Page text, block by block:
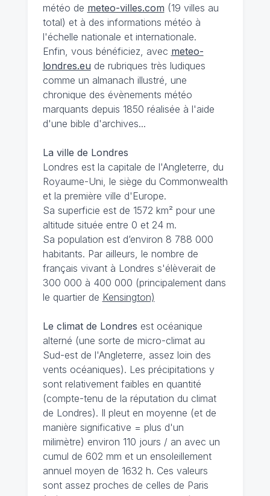
météo de meteo-villes.com (19 villes au
total) et à des informations météo à
l'échelle nationale et internationale.
Enfin, vous bénéficiez, avec meteo-
londres.eu de rubriques très ludiques
comme un almanach illustré, une
chronique des évènements météo
marquants depuis 1850 réalisée à l'aide
d'une bible d'archives...
La ville de Londres
Londres est la capitale de l'Angleterre, du
Royaume-Uni, le siège du Commonwealth
et la première ville d'Europe.
Sa superficie est de 1572 km² pour une
altitude située entre 0 et 24 m.
Sa population est d’environ 8 788 000
habitants. Par ailleurs, le nombre de
français vivant à Londres s'élèverait de
300 000 à 400 000 (principalement dans
le quartier de Kensington)
Le climat de Londres est océanique
alterné (une sorte de micro-climat au
Sud-est de l'Angleterre, assez loin des
vents océaniques). Les précipitations y
sont relativement faibles en quantité
(compte-tenu de la réputation du climat
de Londres). Il pleut en moyenne (et de
manière significative = plus d'un
milimètre) environ 110 jours / an avec un
cumul de 602 mm et un ensoleillement
annuel moyen de 1632 h. Ces valeurs
sont assez proches de celles de Paris